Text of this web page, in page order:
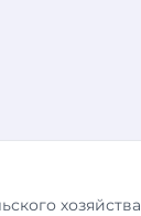
хозяйства